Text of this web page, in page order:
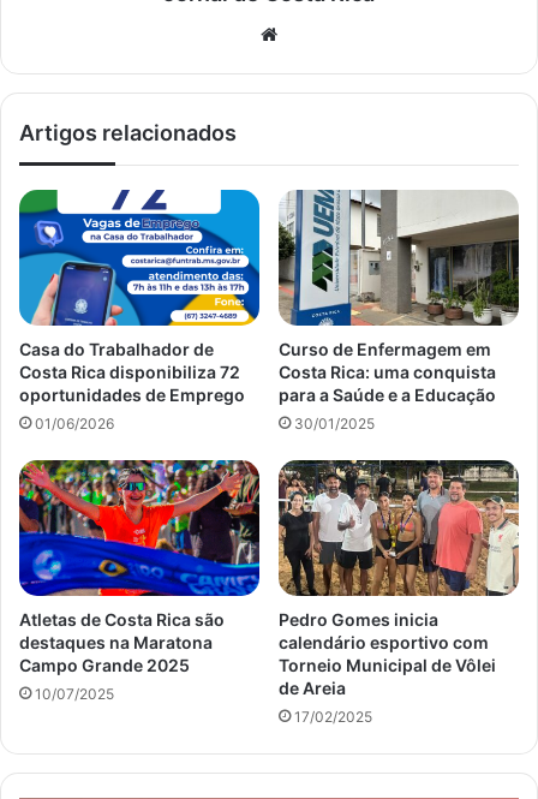
Artigos relacionados
Casa do Trabalhador de
Costa Rica disponibiliza 72
oportunidades de Emprego
01/06/2026
Curso de Enfermagem em
Costa Rica: uma conquista
para a Saúde e a Educação
30/01/2025
Atletas de Costa Rica são
destaques na Maratona
Campo Grande 2025
10/07/2025
Pedro Gomes inicia
calendário esportivo com
Torneio Municipal de Vôlei
de Areia
17/02/2025